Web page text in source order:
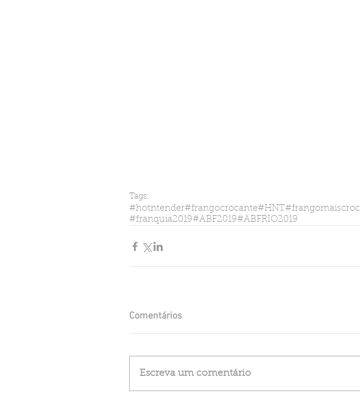
Tags:
#hotntender#frangocrocante#HNT
#franquia2019#ABF2019#ABFRIO2019
Comentários
Escreva um comentário